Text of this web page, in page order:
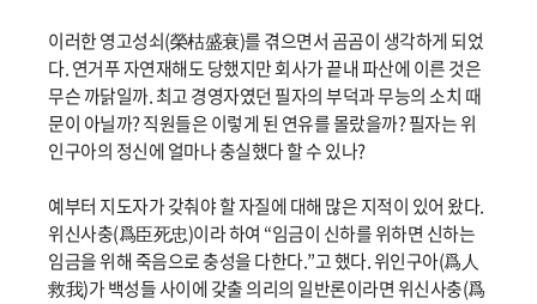
이러한 영고성쇠(榮枯盛衰)를 겪으면서 곰곰이 생각하게 되었
다. 연거푸 자연재해도 당했지만 회사가 끝내 파산에 이른 것은
무슨 까닭일까. 최고 경영자였던 필자의 부덕과 무능의 소치 때
문이 아닐까? 직원들은 이렇게 된 연유를 몰랐을까? 필자는 위
인구아의 정신에 얼마나 충실했다 할 수 있나?
예부터 지도자가 갖춰야 할 자질에 대해 많은 지적이 있어 왔다.
위신사충(爲臣死忠)이라 하여 “임금이 신하를 위하면 신하는
임금을 위해 죽음으로 충성을 다한다.”고 했다. 위인구아(爲人
救我)가 백성들 사이에 갖출 의리의 일반론이라면 위신사충(爲